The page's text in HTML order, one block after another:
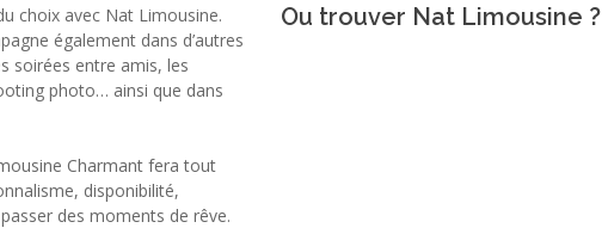
choix avec Nat Limousine.
également dans d’autres
soirées entre amis, les
photo… ainsi que dans
Charmant fera tout
disponibilité,
des moments de rêve.
Ou trouver Nat Limousine ?